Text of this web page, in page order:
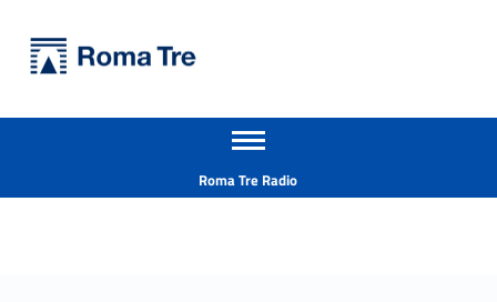
Prof. MARCO CATARCI ricerca - Università Roma Tre
Apri il menu secondario
Roma Tre Radio